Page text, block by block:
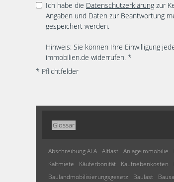
Ich habe die Datenschutzerklärung zur
Angaben und Daten zur Beantwortung
gespeichert werden.
Hinweis: Sie können Ihre Einwilligung
immobilien.de widerrufen. *
* Pflichtfelder
Glossar
Abschreibung AFA Altlast Anlageimmobilie
Kaltmiete
Käuferbonität Kaufnebenkosten
Baulandmobilisierungsgesetz
Baulast